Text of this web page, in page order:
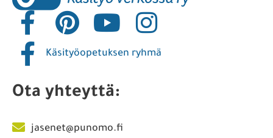
Käsityöopetuksen ryhmä
Ota yhteyttä:
jasenet@punomo.fi